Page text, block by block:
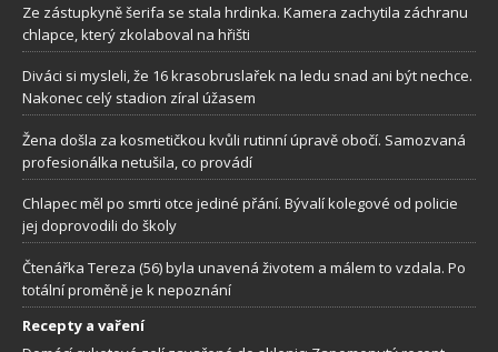
Ze zástupkyně šerifa se stala hrdinka. Kamera zachytila záchranu
chlapce, který zkolaboval na hřišti
Diváci si mysleli, že 16 krasobruslařek na ledu snad ani být nechce.
Nakonec celý stadion zíral úžasem
Žena došla za kosmetičkou kvůli rutinní úpravě obočí. Samozvaná
profesionálka netušila, co provádí
Chlapec měl po smrti otce jediné přání. Bývalí kolegové od policie
jej doprovodili do školy
Čtenářka Tereza (56) byla unavená životem a málem to vzdala. Po
totální proměně je k nepoznání
Recepty a vaření